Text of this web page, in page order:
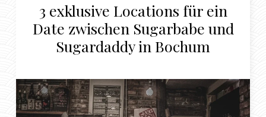
3 exklusive Locations für ein
Date zwischen Sugarbabe und
Sugardaddy in Bochum